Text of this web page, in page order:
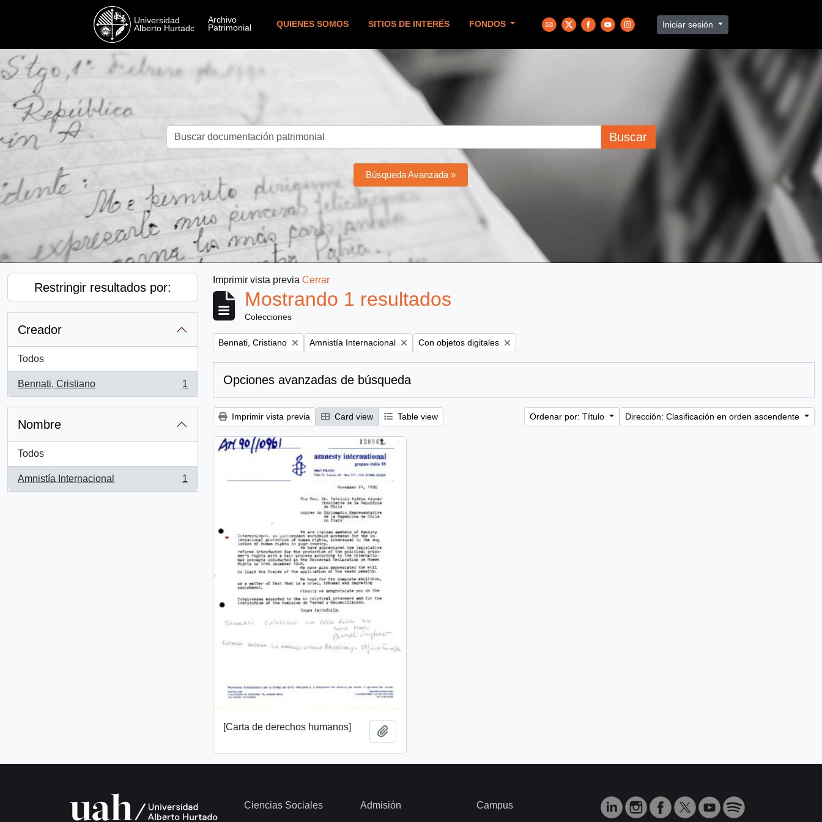
QUIENES SOMOS SITIOS DE INTERÉS FONDOS Iniciar sesión
Buscar
Búsqueda Avanzada »
Restringir resultados por:
Creador
Todos
Bennati, Cristiano
, 1 resultados
1
Nombre
Todos
Amnistía Internacional
, 1 resultados
1
Imprimir vista previa Cerrar
Mostrando 1 resultados
Colecciones
Remove filter:
Bennati, Cristiano Remove filter:
Amnistía Internacional Remove filter:
Con objetos digitales
Opciones avanzadas de búsqueda
Imprimir vista previa Card view Table view Ordenar por: Título Dirección: Clasificación en orden ascendente
[Carta de derechos humanos]
Ciencias Sociales Admisión Campus